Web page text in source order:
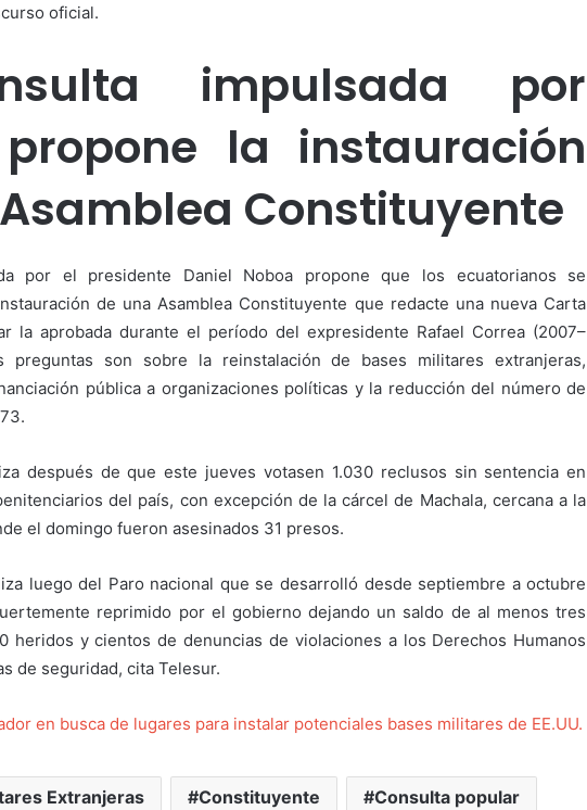
oficial.
impulsada por
la instauración
Constituyente
por el presidente Daniel Noboa propone que los ecuatorianos se
de una Asamblea Constituyente que redacte una nueva Carta
la aprobada durante el período del expresidente Rafael Correa (2007–
preguntas son sobre la reinstalación de bases militares extranjeras,
pública a organizaciones políticas y la reducción del número de
después de que este jueves votasen 1.030 reclusos sin sentencia en
del país, con excepción de la cárcel de Machala, cercana a la
el domingo fueron asesinados 31 presos.
luego del Paro nacional que se desarrolló desde septiembre a octubre
reprimido por el gobierno dejando un saldo de al menos tres
heridos y cientos de denuncias de violaciones a los Derechos Humanos
de seguridad, cita Telesur.
en busca de lugares para instalar potenciales bases militares de EE.UU.
Extranjeras Constituyente Consulta popular